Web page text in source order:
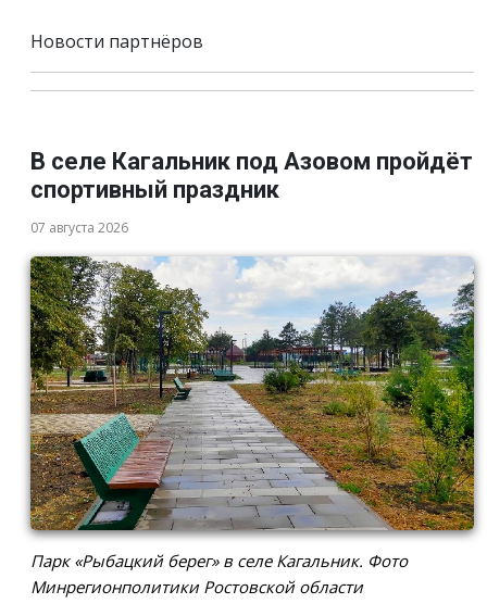
Новости партнёров
В селе Кагальник под Азовом пройдёт
спортивный праздник
07 августа 2026
Парк «Рыбацкий берег» в селе Кагальник. Фото
Минрегионполитики Ростовской области